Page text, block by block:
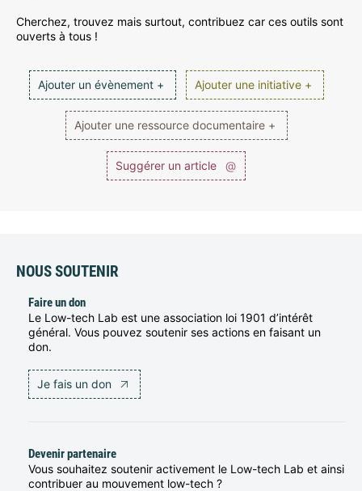
Cherchez, trouvez mais surtout, contribuez car ces outils sont
ouverts à tous !
Ajouter un évènement + Ajouter une initiative +
Ajouter une ressource documentaire +
Suggérer un article @
NOUS SOUTENIR
Faire un don
Le Low-tech Lab est une association loi 1901 d’intérêt
général. Vous pouvez soutenir ses actions en faisant un
don.
Je fais un don
Devenir partenaire
Vous souhaitez soutenir activement le Low-tech Lab et ainsi
contribuer au mouvement low-tech ?